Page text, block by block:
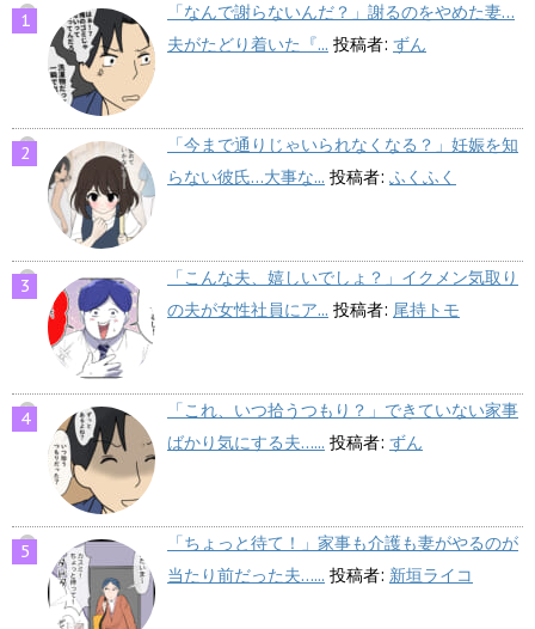
「なんで謝らないんだ？」謝るのをやめた妻…
夫がたどり着いた『... 投稿者: ずん
「今まで通りじゃいられなくなる？」妊娠を知
らない彼氏…大事な... 投稿者: ふくふく
「こんな夫、嬉しいでしょ？」イクメン気取り
の夫が女性社員にア... 投稿者: 尾持トモ
「これ、いつ拾うつもり？」できていない家事
ばかり気にする夫…... 投稿者: ずん
「ちょっと待て！」家事も介護も妻がやるのが
当たり前だった夫…... 投稿者: 新垣ライコ